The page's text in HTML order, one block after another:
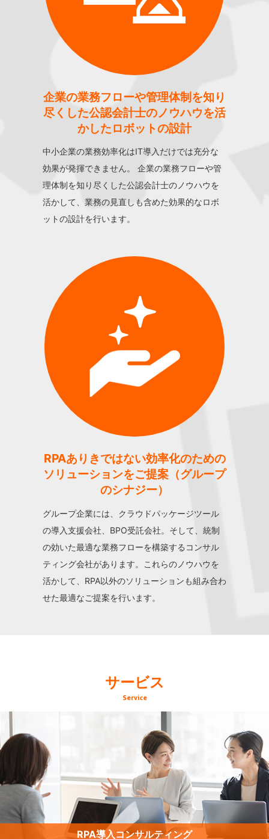
企業の業務フローや管理体制を知り
尽くした公認会計士のノウハウを活
かしたロボットの設計
中小企業の業務効率化はIT導入だけでは充分な
効果が発揮できません。 企業の業務フローや管
理体制を知り尽くした公認会計士のノウハウを
活かして、業務の見直しも含めた効果的なロボ
ットの設計を行います。
RPAありきではない効率化のための
ソリューションをご提案（グループ
のシナジー）
グループ企業には、クラウドパッケージツール
の導入支援会社、BPO受託会社。そして、統制
の効いた最適な業務フローを構築するコンサル
ティング会社があります。これらのノウハウを
活かして、RPA以外のソリューションも組み合わ
せた最適なご提案を行います。
サービス
Service
RPA導入コンサルティング